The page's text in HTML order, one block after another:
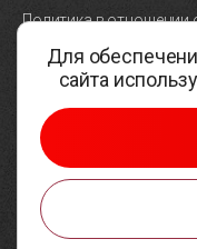
© 2005-2026, Парк
Разработка сайтов —
Политика в отношении
Карта сайта
Выбор настроек cookie
Для
сайта